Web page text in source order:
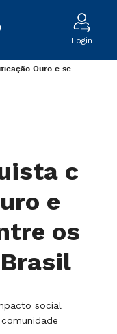
Login
Ouro e se
c
e
os
social